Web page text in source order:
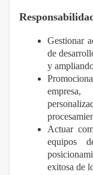
Gestionar
de
y
Actuar
equipos
exitosa de